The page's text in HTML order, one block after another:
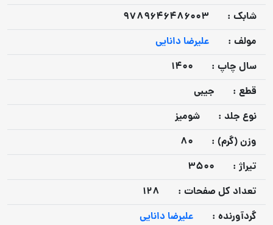
شابک :
9789646486003
مولف :
علیرضا دانایی
سال چاپ :
1400
قطع :
جیبی
نوع جلد :
شومیز
وزن (گرم) :
80
تيراژ :
3500
تعداد كل صفحات :
128
گردآورنده :
علیرضا دانایی